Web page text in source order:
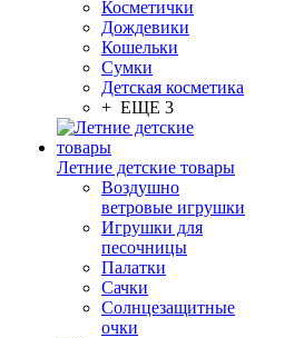
Косметички
Дождевики
Кошельки
Сумки
Детская косметика
+ ЕЩЕ 3
Летние детские товары
Воздушно
ветровые игрушки
Игрушки для
песочницы
Палатки
Сачки
Солнцезащитные
очки